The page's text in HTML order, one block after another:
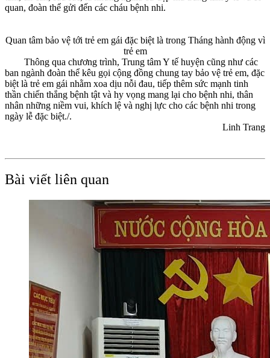
quan, đoàn thể gửi đến các cháu bệnh nhi.
Quan tâm bảo vệ tới trẻ em gái đặc biệt là trong Tháng hành động vì
trẻ em
Thông qua chương trình, Trung tâm Y tế huyện cũng như các
ban ngành đoàn thể kêu gọi cộng đồng chung tay bảo vệ trẻ em, đặc
biệt là trẻ em gái nhằm xoa dịu nỗi đau, tiếp thêm sức mạnh tinh
thần chiến thắng bệnh tật và hy vọng mang lại cho bệnh nhi, thân
nhân những niềm vui, khích lệ và nghị lực cho các bệnh nhi trong
ngày lễ đặc biệt./.
Linh Trang
Bài viết liên quan